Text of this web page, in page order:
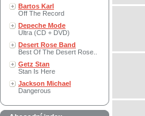
Bartos Karl
Off The Record
Depeche Mode
Ultra (CD + DVD)
Desert Rose Band
Best Of The Desert Rose..
Getz Stan
Stan Is Here
Jackson Michael
Dangerous